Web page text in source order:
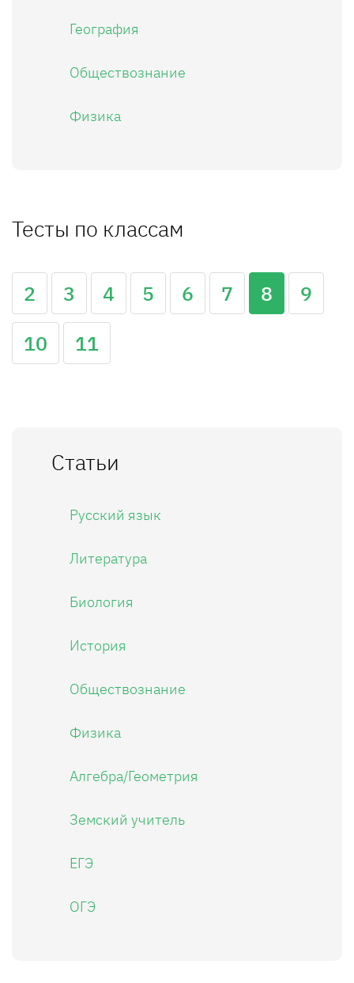
География
Обществознание
Физика
Тесты по классам
2 3 4 5 6 7 8
9
10
11
Статьи
Русский язык
Литература
Биология
История
Обществознание
Физика
Алгебра/Геометрия
Земский учитель
ЕГЭ
ОГЭ